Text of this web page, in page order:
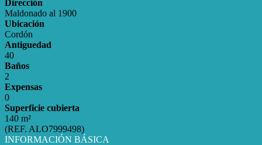
Dirección
Maldonado al 1900
Ubicación
Cordón
Antiguedad
40
Baños
2
Expensas
0
Superficie cubierta
140 m²
(REF. ALO7999498)
INFORMACIÓN BÁSICA